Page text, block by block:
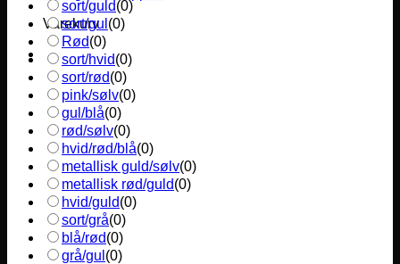
Varekurv
sort/guld(0)
sort/gul (0)
Rød(0)
sort/hvid(0)
sort/rød(0)
pink/sølv(0)
gul/blå(0)
rød/sølv(0)
hvid/rød/blå(0)
metallisk guld/sølv(0)
metallisk rød/guld(0)
hvid/guld(0)
sort/grå(0)
blå/rød(0)
grå/gul (0)